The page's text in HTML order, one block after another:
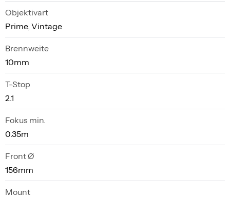
Objektivart
Prime, Vintage
Brennweite
10mm
T-Stop
2.1
Fokus min.
0.35m
Front Ø
156mm
Mount